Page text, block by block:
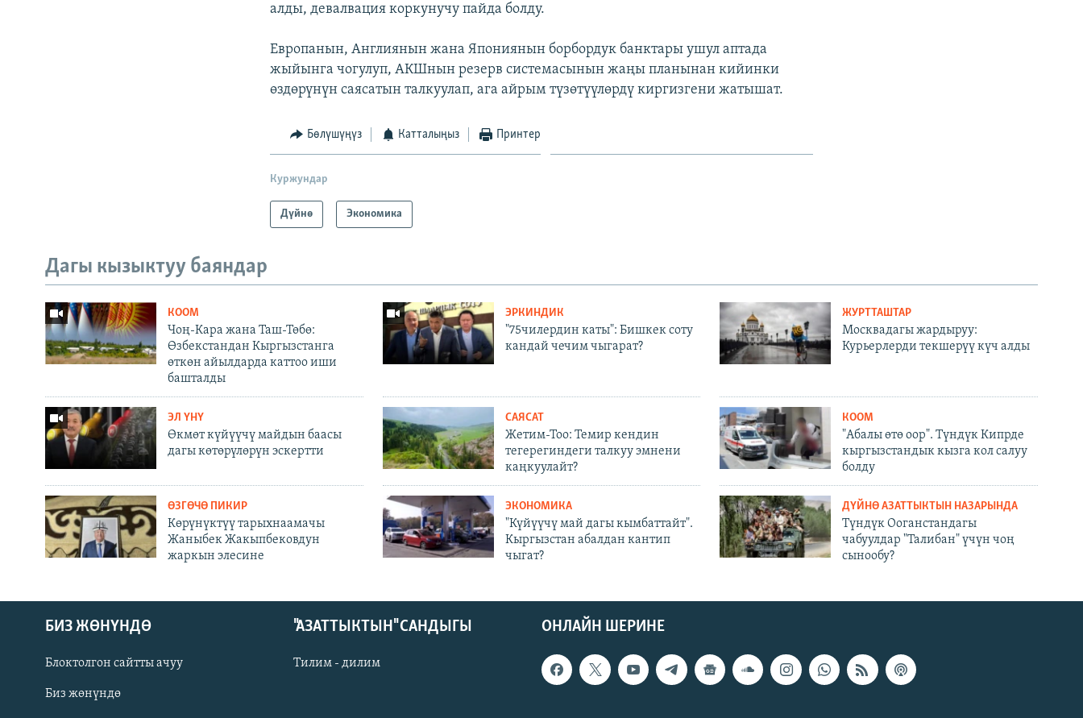
алды, девалвация коркунучу пайда болду.
Европанын, Англиянын жана Япониянын борбордук банктары ушул аптада
жыйынга чогулуп, АКШнын резерв системасынын жаңы планынан кийинки
өздөрүнүн саясатын талкуулап, ага айрым түзөтүүлөрдү киргизгени жатышат.
Бөлүшүңүз Катталыңыз Принтер
Куржундар
Дүйнө Экономика
Дагы кызыктуу баяндар
КООМ
Чоң-Кара жана Таш-Төбө:
Өзбекстандан Кыргызстанга
өткөн айылдарда каттоо иши
башталды
ЭРКИНДИК
"75чилердин каты": Бишкек соту
кандай чечим чыгарат?
ЖУРТТАШТАР
Москвадагы жардыруу:
Курьерлерди текшерүү күч алды
ЭЛ ҮНҮ
Өкмөт күйүүчү майдын баасы
дагы көтөрүлөрүн эскертти
САЯСАТ
Жетим-Тоо: Темир кендин
тегерегиндеги талкуу эмнени
каңкуулайт?
КООМ
"Абалы өтө оор". Түндүк Кипрде
кыргызстандык кызга кол салуу
болду
ӨЗГӨЧӨ ПИКИР
Көрүнүктүү тарыхнаамачы
Жаныбек Жакыпбековдун
жаркын элесине
ЭКОНОМИКА
"Күйүүчү май дагы кымбаттайт".
Кыргызстан абалдан кантип
чыгат?
ДҮЙНӨ АЗАТТЫКТЫН НАЗАРЫНДА
Түндүк Ооганстандагы
чабуулдар "Талибан" үчүн чоң
сынообу?
ОНЛАЙН ШЕРИНЕ
БИЗ ЖӨНҮНДӨ
Блоктолгон сайтты ачуу
Биз жөнүндө
"АЗАТТЫКТЫН" САНДЫГЫ
Тилим - дилим